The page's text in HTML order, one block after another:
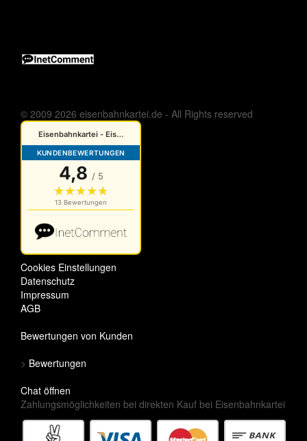
© 2009 2026 eisenbahnkartei.de - All Rights reserved
Cookies Einstellungen
Datenschutz
Impressum
AGB
Bewertungen von Kunden
> Bewertungen
Chat öffnen
Zahlungsmöglichkeiten bei direkten Kauf bei Eisenbahnkartei